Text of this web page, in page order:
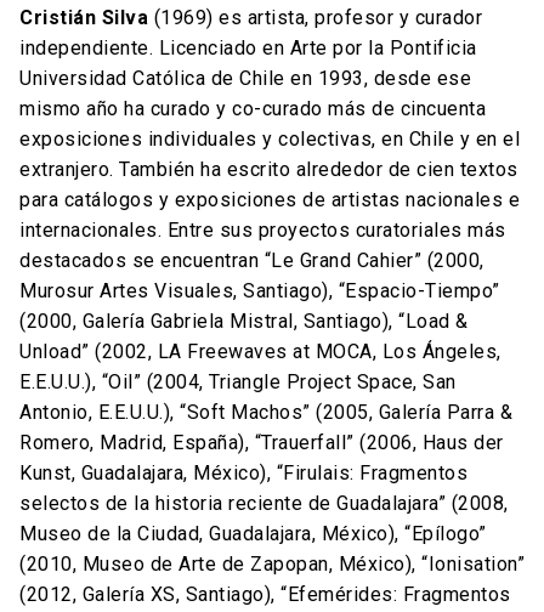
Cristián Silva (1969) es artista, profesor y curador
independiente. Licenciado en Arte por la Pontificia
Universidad Católica de Chile en 1993, desde ese
mismo año ha curado y co-curado más de cincuenta
exposiciones individuales y colectivas, en Chile y en el
extranjero. También ha escrito alrededor de cien textos
para catálogos y exposiciones de artistas nacionales e
internacionales. Entre sus proyectos curatoriales más
destacados se encuentran “Le Grand Cahier” (2000,
Murosur Artes Visuales, Santiago), “Espacio-Tiempo”
(2000, Galería Gabriela Mistral, Santiago), “Load &
Unload” (2002, LA Freewaves at MOCA, Los Ángeles,
E.E.U.U.), “Oil” (2004, Triangle Project Space, San
Antonio, E.E.U.U.), “Soft Machos” (2005, Galería Parra &
Romero, Madrid, España), “Trauerfall” (2006, Haus der
Kunst, Guadalajara, México), “Firulais: Fragmentos
selectos de la historia reciente de Guadalajara” (2008,
Museo de la Ciudad, Guadalajara, México), “Epílogo”
(2010, Museo de Arte de Zapopan, México), “Ionisation”
(2012, Galería XS, Santiago), “Efemérides: Fragmentos